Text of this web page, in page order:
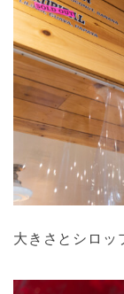
大きさとシロッ